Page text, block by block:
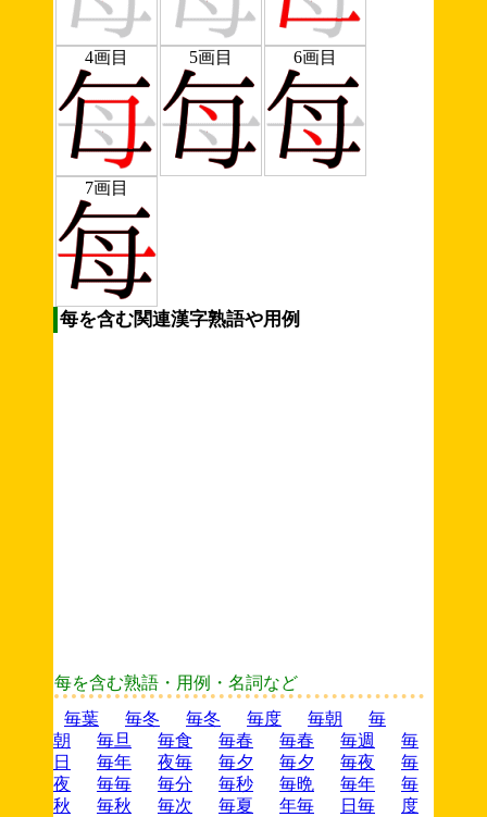
4画目 5画目 6画目
7画目
每を含む関連漢字熟語や用例
每を含む熟語・用例・名詞など
毎葉
毎冬 毎冬 毎度 毎朝
毎
朝
毎旦 毎食 毎春 毎春 毎週
毎
日
毎年 夜毎 毎夕 毎夕 毎夜
毎
夜
毎毎 毎分 毎秒 毎晩 毎年
毎
秋
毎秋 毎次 毎夏 年毎 日毎
度